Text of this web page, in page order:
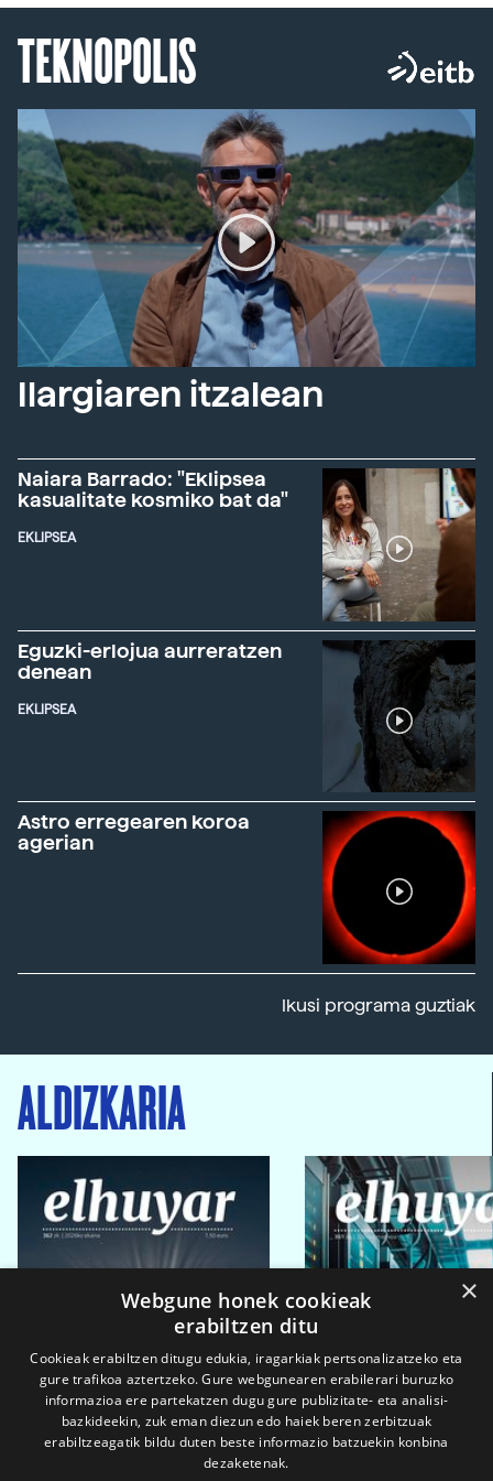
TEKNOPOLIS
Ilargiaren itzalean
Naiara Barrado: "Eklipsea
kasualitate kosmiko bat da"
EKLIPSEA
Eguzki-erlojua aurreratzen
denean
EKLIPSEA
Astro erregearen koroa
agerian
Ikusi programa guztiak
ALDIZKARIA
×
Webgune honek cookieak
erabiltzen ditu
Cookieak erabiltzen ditugu edukia, iragarkiak pertsonalizatzeko eta
gure trafikoa aztertzeko. Gure webgunearen erabilerari buruzko
informazioa ere partekatzen dugu gure publizitate- eta analisi-
bazkideekin, zuk eman diezun edo haiek beren zerbitzuak
erabiltzeagatik bildu duten beste informazio batzuekin konbina
dezaketenak.